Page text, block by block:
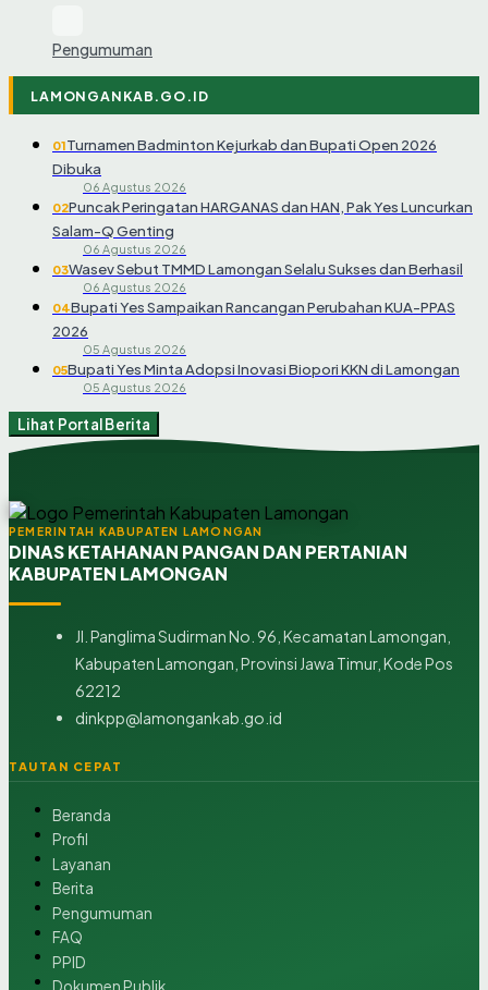
Pengumuman
LAMONGANKAB.GO.ID
01Turnamen Badminton Kejurkab dan Bupati Open 2026
Dibuka
06 Agustus 2026
02Puncak Peringatan HARGANAS dan HAN, Pak Yes Luncurkan
Salam-Q Genting
06 Agustus 2026
03Wasev Sebut TMMD Lamongan Selalu Sukses dan Berhasil
06 Agustus 2026
04Bupati Yes Sampaikan Rancangan Perubahan KUA-PPAS
2026
05 Agustus 2026
05Bupati Yes Minta Adopsi Inovasi Biopori KKN di Lamongan
05 Agustus 2026
Lihat Portal Berita
PEMERINTAH KABUPATEN LAMONGAN
DINAS KETAHANAN PANGAN DAN PERTANIAN
KABUPATEN LAMONGAN
Jl. Panglima Sudirman No. 96, Kecamatan Lamongan,
Kabupaten Lamongan, Provinsi Jawa Timur, Kode Pos
62212
dinkpp@lamongankab.go.id
TAUTAN CEPAT
Beranda
Profil
Layanan
Berita
Pengumuman
FAQ
PPID